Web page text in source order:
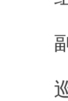
副
巡